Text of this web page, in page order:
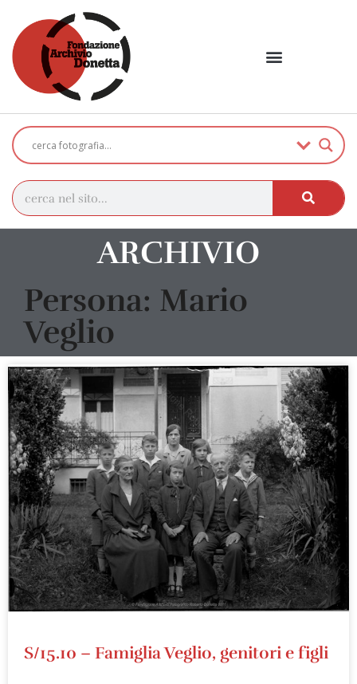
ARCHIVIO
Persona: Mario
Veglio
S/15.10 – Famiglia Veglio, genitori e figli